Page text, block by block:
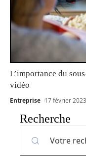
L’importance du
vidéo
Entreprise 17 février 2023
Recherche